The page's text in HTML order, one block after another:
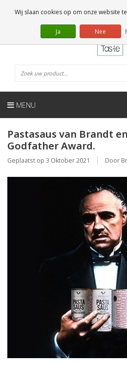
NL
MENU
Pastasaus van Brandt
Godfather Award.
Geplaatst op 3 Oktober 2021 Door
Wij slaan cookies op om onze website
Ja Nee